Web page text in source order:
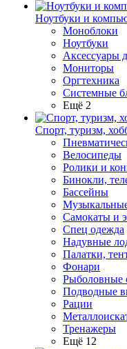
Ноутбуки и
Моноблоки
Ноутбуки
Аксессуары
Мониторы
Оргтехника
Системные
Ещё 2
Спорт, туризм,
Велосипеды
Ролики и
Бинокли,
Бассейны
Самокаты и
Спец одежда
Надувные
Палатки,
Фонари
Рыболовные
Подводные
Рации
Тренажеры
Ещё 12